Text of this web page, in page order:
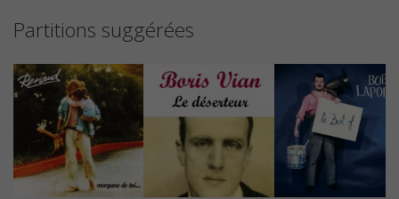
Partitions suggérées